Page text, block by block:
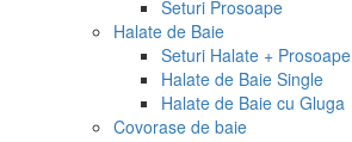
Seturi Prosoape
Halate de Baie
Seturi Halate + Prosoape
Halate de Baie Single
Halate de Baie cu Gluga
Covorase de baie